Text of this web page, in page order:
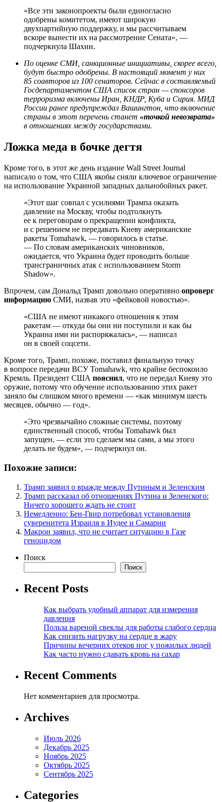
«Все эти законопроекты были единогласно
одобрены комитетом, имеют широкую
двухпартийную поддержку, и мы рассчитываем
вскоре вынести их на рассмотрение Сената», —
подчеркнула Шахин.
По оценке СМИ, санкционные инициативы, скорее всего,
будут быстро одобрены. В настоящий момент у них
85 соавторов из 100 сенаторов. Сейчас в составляемый
Госдепартаментом США список стран — спонсоров
терроризма включены Иран, КНДР, Куба и Сирия. МИД
России ранее предупреждал Вашингтон, что включение
страны в этот перечень станет «точкой невозврата»
в отношениях между государствами.
Ложка меда в бочке дегтя
Кроме того, в этот же день издание Wall Street Journal
написало о том, что США якобы сняли ключевое ограничение
на использование Украиной западных дальнобойных ракет.
«Этот шаг совпал с усилиями Трампа оказать
давление на Москву, чтобы подтолкнуть
ее к переговорам о прекращении конфликта,
и с решением не передавать Киеву американские
ракеты Tomahawk, — говорилось в статье.
— По словам американских чиновников,
ожидается, что Украина будет проводить больше
трансграничных атак с использованием Storm
Shadow».
Впрочем, сам Дональд Трамп довольно оперативно опроверг
информацию СМИ, назвав это «фейковой новостью».
«США не имеют никакого отношения к этим
ракетам — откуда бы они ни поступили и как бы
Украина ими ни распоряжалась», — написал
он в своей соцсети.
Кроме того, Трамп, похоже, поставил финальную точку
в вопросе передачи ВСУ Tomahawk, что крайне беспокоило
Кремль. Президент США пояснил, что не передал Киеву это
оружие, потому что обучение использованию этих ракет
заняло бы слишком много времени — «как минимум шесть
месяцев, обычно — год».
«Это чрезвычайно сложные системы, поэтому
единственный способ, чтобы Tomahawk был
запущен, — если это сделаем мы сами, а мы этого
делать не будем», — подчеркнул он.
Похожие записи:
Трамп заявил о вражде между Путиным и Зеленским
Трамп рассказал об отношениях Путина и Зеленского:
Ничего хорошего ждать не стоит
Немедленно: Бен-Гвир потребовал установления
суверенитета Израиля в Иудее и Самарии
Макрон заявил, что не считает ситуацию в Газе
геноцидом
Поиск
Поиск
Recent Posts
Как выбрать удобный аппарат для измерения
давления
Польза вареной свеклы для работы слабого сердца
Как снизить нагрузку на сердце в жару
Причины вечерних отеков ног у пожилых людей
Как часто нужно сдавать кровь на сахар
Recent Comments
Нет комментариев для просмотра.
Archives
Июль 2026
Декабрь 2025
Ноябрь 2025
Октябрь 2025
Сентябрь 2025
Categories